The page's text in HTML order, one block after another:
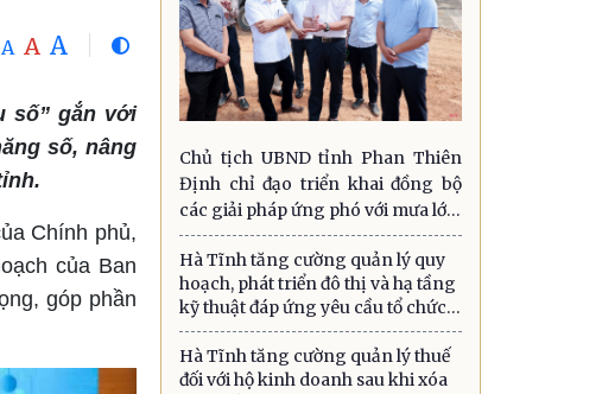
A A A
số” gắn với
số, nâng
Chính phủ,
của Ban
góp phần
Chủ tịch UBND tỉnh Phan Thiên
Định chỉ đạo triển khai đồng bộ
các giải pháp ứng phó với mưa lớn,
lũ quét, sạt lở đất và gió mạnh trên
biển
Hà Tĩnh tăng cường quản lý quy
hoạch, phát triển đô thị và hạ tầng
kỹ thuật đáp ứng yêu cầu tổ chức
chính quyền địa phương hai cấp
Hà Tĩnh tăng cường quản lý thuế
đối với hộ kinh doanh sau khi xóa